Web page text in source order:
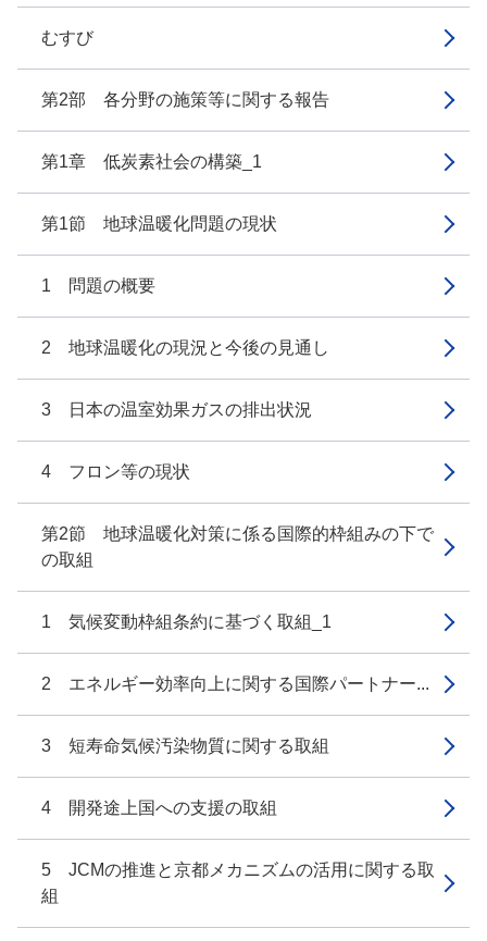
むすび
第2部 各分野の施策等に関する報告
第1章 低炭素社会の構築_1
第1節 地球温暖化問題の現状
1 問題の概要
2 地球温暖化の現況と今後の見通し
3 日本の温室効果ガスの排出状況
4 フロン等の現状
第2節 地球温暖化対策に係る国際的枠組みの下で
の取組
1 気候変動枠組条約に基づく取組_1
2 エネルギー効率向上に関する国際パートナー...
3 短寿命気候汚染物質に関する取組
4 開発途上国への支援の取組
5 JCMの推進と京都メカニズムの活用に関する取
組